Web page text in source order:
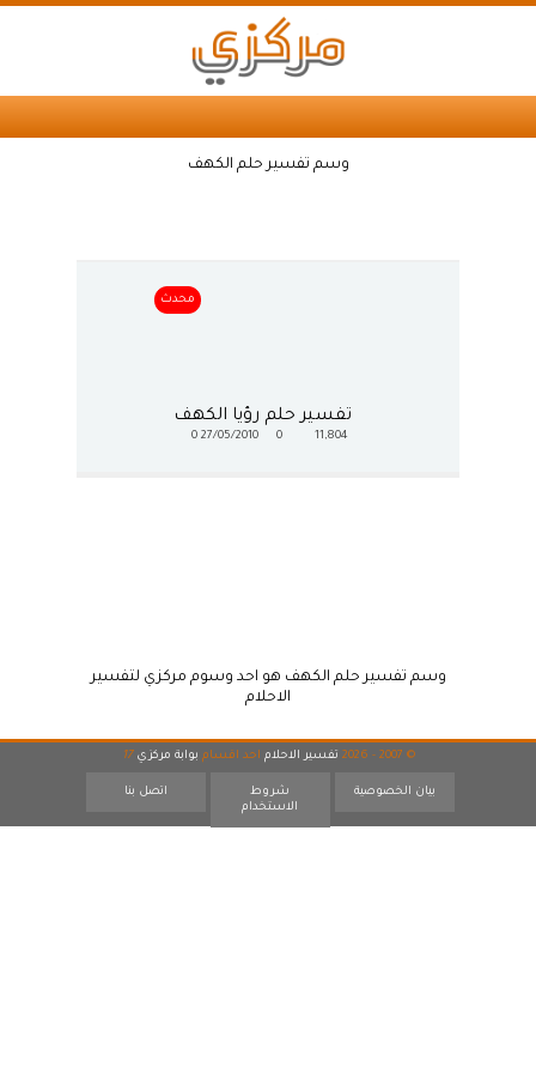
وسم تفسير حلم الكهف
محدث
تفسير حلم رؤيا الكهف
11,804
0
27/05/2010
0
وسم تفسير حلم الكهف هو احد وسوم مركزي لتفسير
الاحلام
© 2007 - 2026 تفسير الاحلام احد اقسام بوابة مركزي 17
بيان الخصوصية
شروط
الاستخدام
اتصل بنا